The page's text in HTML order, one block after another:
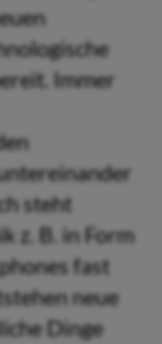
Immer
steht
z. B. in Form
fast
neue
Dinge